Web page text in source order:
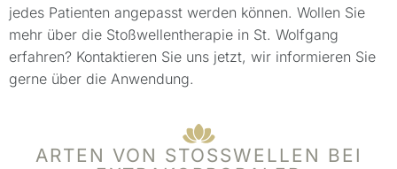
jedes Patienten angepasst werden können. Wollen Sie
mehr über die Stoßwellentherapie in St. Wolfgang
erfahren? Kontaktieren Sie uns jetzt, wir informieren Sie
gerne über die Anwendung.
ARTEN VON STOSSWELLEN BEI E